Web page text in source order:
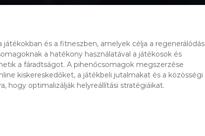
és a fitneszben, amelyek célja a regenerálódás
a hatékony használatával a játékosok és
a fáradtságot. A pihenőcsomagok megszerzése
kiskereskedőket, a játékbeli jutalmakat és a közösségi
hogy optimalizálják helyreállítási stratégiáikat.